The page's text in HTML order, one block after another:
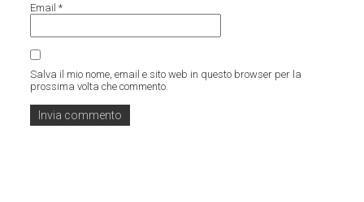
Email*
Salva il mio nome, email e sito web in questo browser per la
prossima volta che commento.